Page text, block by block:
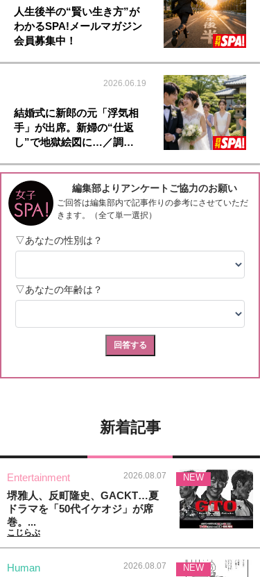
人生後半の“賢い生き方”が
わかるSPA!メールマガジン
会員募集中！
2026.06.19
結婚式に新郎の元「浮気相
手」が出席。新婦の“仕返
し”で地獄絵図に…／調…
新着記事
Entertainment 2026.08.07
堺雅人、反町隆史、GACKT…夏
ドラマを「50代イケオジ」が席
巻。...
こじらぶ
NEW
Human 2026.08.07 NEW